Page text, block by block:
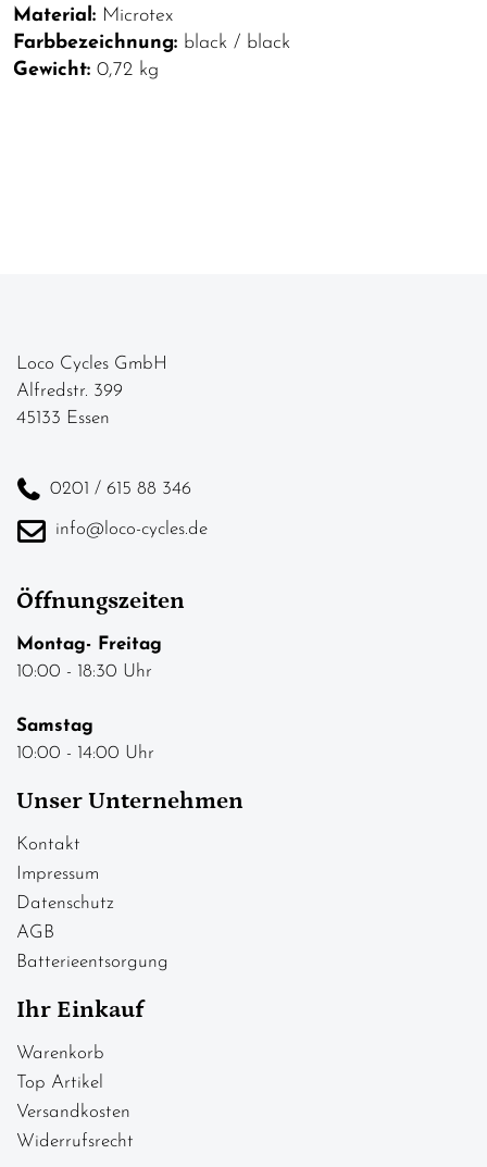
Material: Microtex
Farbbezeichnung: black / black
Gewicht: 0,72 kg
Loco Cycles GmbH
Alfredstr. 399
45133 Essen
0201 / 615 88 346
info@loco-cycles.de
Öffnungszeiten
Montag- Freitag
10:00 - 18:30 Uhr
Samstag
10:00 - 14:00 Uhr
Unser Unternehmen
Kontakt
Impressum
Datenschutz
AGB
Batterieentsorgung
Ihr Einkauf
Warenkorb
Top Artikel
Versandkosten
Widerrufsrecht